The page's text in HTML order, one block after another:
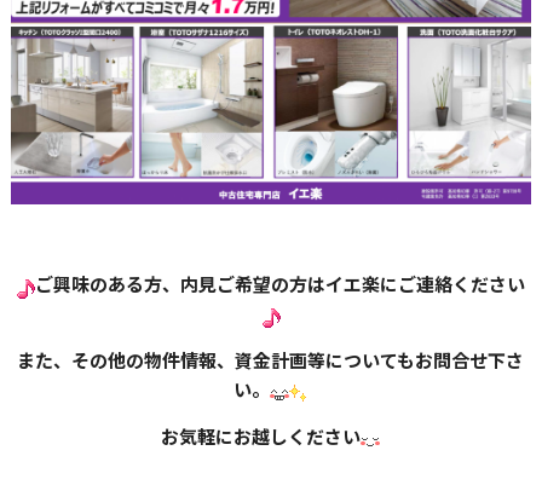
ご興味のある方、内見ご希望の方はイエ楽にご連絡ください
また、その他の物件情報、資金計画等についてもお問合せ下さ
い。
お気軽にお越しください